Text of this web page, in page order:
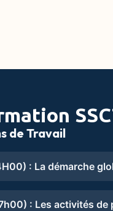
de Travail
: La démarche
: Les activités